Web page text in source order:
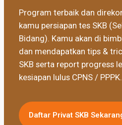
Program terbaik dan
kamu persiapan tes SKB
Bidang). Kamu akan di
dan mendapatkan tips &
SKB serta report progress
kesiapan lulus CPNS / PPPK.
Daftar Privat SKB